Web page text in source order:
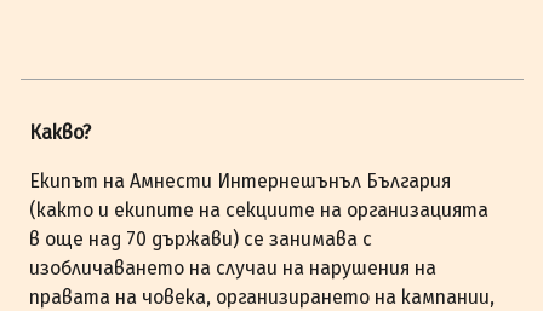
Какво?
Екипът на Амнести Интернешънъл България
(както и екипите на секциите на организацията
в още над 70 държави) се занимава с
изобличаването на случаи на нарушения на
правата на човека, организирането на кампании,